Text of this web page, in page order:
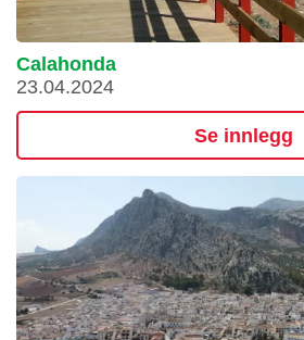
Calahonda
23.04.2024
Se innlegg